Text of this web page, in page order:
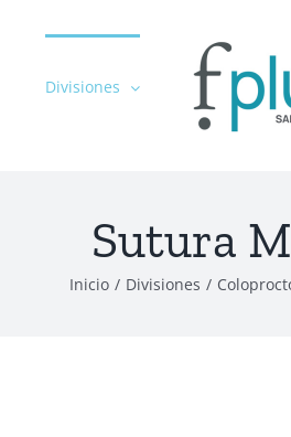
Divisiones
Sutura
Inicio / Divisiones /